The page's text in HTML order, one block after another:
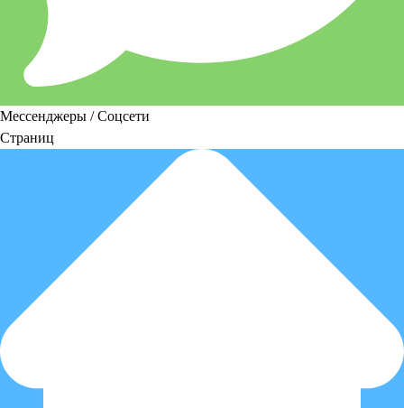
Мессенджеры / Соцсети
Страниц